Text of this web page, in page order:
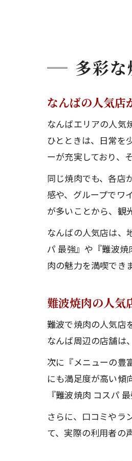
多彩
なんばの人気店
なんばエリアの人気
ひとときは、日常を
ーが充実しており、
同じ焼肉でも、各店
感や、グループでワ
が多いことから、観
なんばの人気店は、
パ 最強』や『難波
肉の魅力を満喫できま
難波焼肉の人気
難波で焼肉の人気店
なんば周辺の店舗は
次に『メニューの豊
にも満足度が高い傾
『難波焼肉 コスパ
さらに、口コミやラ
て、実際の利用者の